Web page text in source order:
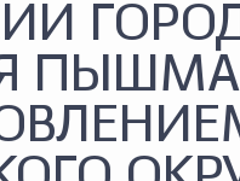
Общественная
Открытые данные